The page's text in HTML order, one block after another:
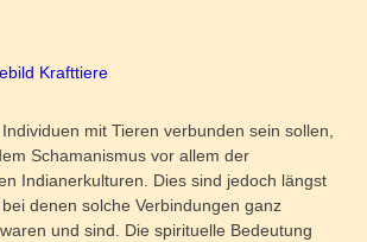
mit Tieren verbunden sein sollen,
Schamanismus vor allem der
Indianerkulturen. Dies sind jedoch längst
denen solche Verbindungen ganz
und sind. Die spirituelle Bedeutung